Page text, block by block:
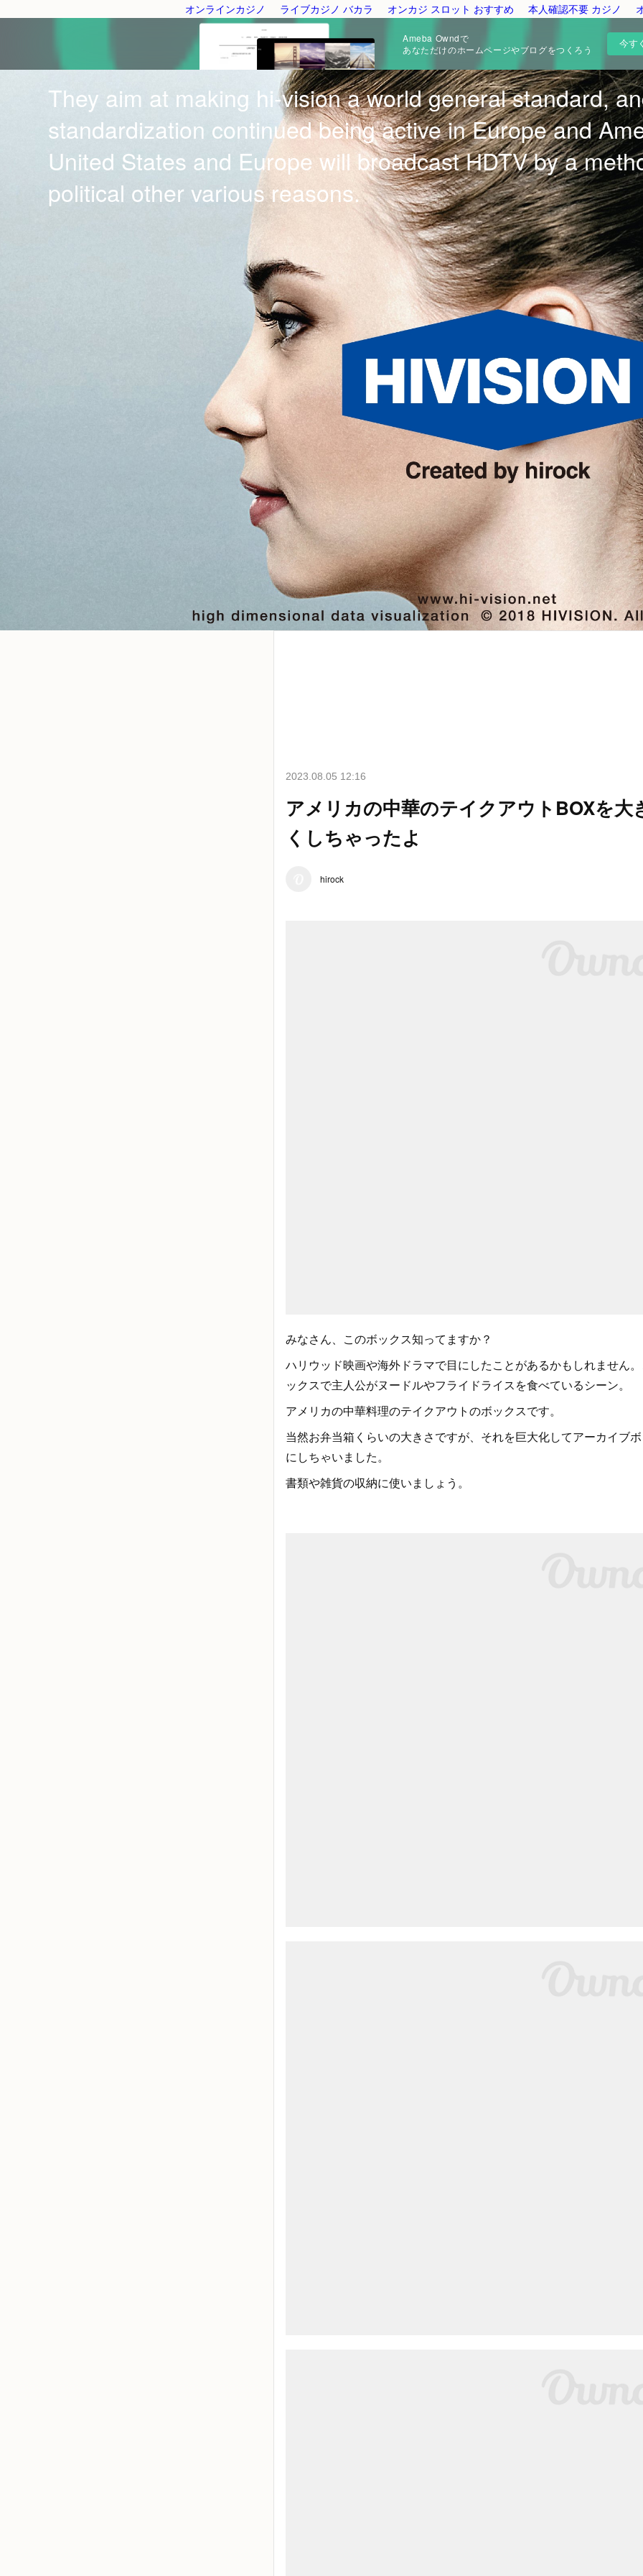
オンラインカジノ ライブカジノ バカラ オンカジ スロット おすすめ 本人確認不要 カジノ
Ameba Owndで
あなただけのホームページやブログをつくろう
今す
2023.08.05 12:16
アメリカの中華のテイクアウトBOXを大
くしちゃったよ
hirock
みなさん、このボックス知ってますか？
ハリウッド映画や海外ドラマで目にしたことがあるかもしれません
ックスで主人公がヌードルやフライドライスを食べているシーン。
アメリカの中華料理のテイクアウトのボックスです。
当然お弁当箱くらいの大きさですが、それを巨大化してアーカイブ
にしちゃいました。
書類や雑貨の収納に使いましょう。